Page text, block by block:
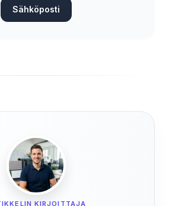
Sähköposti
KIRJOITTAJA